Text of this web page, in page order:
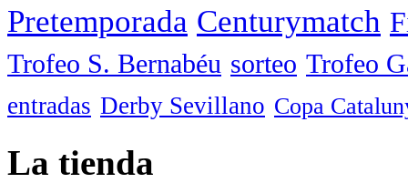
Pretemporada Centurymatch
Trofeo S. Bernabéu sorteo Trofeo
entradas Derby Sevillano Copa
La tienda